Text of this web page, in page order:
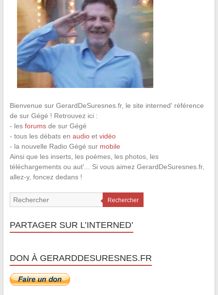
Bienvenue sur GerardDeSuresnes.fr, le site interned' référence
de sur Gégé ! Retrouvez ici :
- les forumsde sur Gégé
- tous les débats en audioet vidéo
- la nouvelle Radio Gégé sur mobile
Ainsi que les inserts, les poèmes, les photos, les
téléchargements ou aut'... Si vous aimez GerardDeSuresnes.fr,
allez-y, foncez dedans !
Rechercher
PARTAGER SUR L’INTERNED’
DON À GERARDDESURESNES.FR